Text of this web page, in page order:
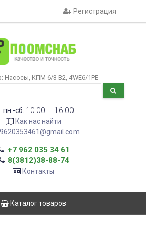
Регистрация
Насосы КПМ 6/3 В2 4WE6/1РЕ
пн.-сб. 10:00 – 16:00
Как нас найти
+7 962 035 34 61
8(3812)38-88-74
Контакты
Каталог товаров